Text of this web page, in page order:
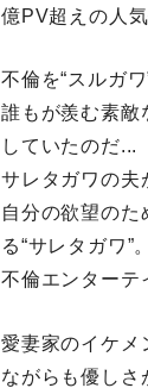
億PV超えの人
不倫を“スルガ
誰もが羨む素敵
していたのだ...
サレタガワの夫
自分の欲望のた
る“サレタガワ
不倫エンターテ
愛妻家のイケメ
ながらも優しさ